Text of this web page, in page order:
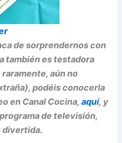
de sorprendernos con
también es testadora
aún no
podéis conocerla
en Canal Cocina,aquí, y
de televisión,
divertida.